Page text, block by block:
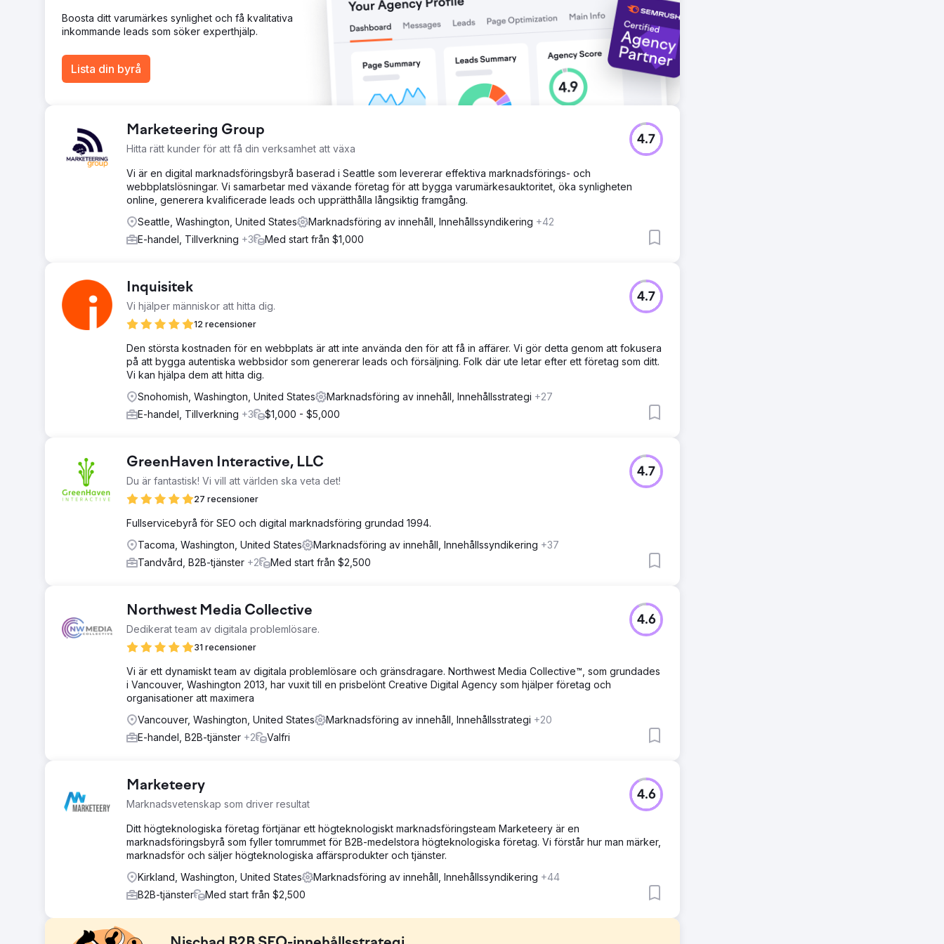
för äldre varumärkessökord. Brand Leadership: Utökad räckvidd och ledarskap inom byggsektorn
Gå till byråsida
Boosta ditt varumärkes synlighet och få kvalitativa
inkommande leads som söker experthjälp.
Lista din byrå
Marketeering Group
Hitta rätt kunder för att få din verksamhet att växa
4.7
Vi är en digital marknadsföringsbyrå baserad i Seattle som levererar effektiva marknadsförings- och
webbplatslösningar. Vi samarbetar med växande företag för att bygga varumärkesauktoritet, öka synligheten
online, generera kvalificerade leads och upprätthålla långsiktig framgång.
Seattle, Washington, United States
Marknadsföring av innehåll, Innehållssyndikering +42
E-handel, Tillverkning +3 Med start från $1,000
Inquisitek
Vi hjälper människor att hitta dig.
12 recensioner
4.7
Den största kostnaden för en webbplats är att inte använda den för att få in affärer. Vi gör detta genom att fokusera
på att bygga autentiska webbsidor som genererar leads och försäljning. Folk där ute letar efter ett företag som ditt.
Vi kan hjälpa dem att hitta dig.
Snohomish, Washington, United States
Marknadsföring av innehåll, Innehållsstrategi +27
E-handel, Tillverkning +3 $1,000 - $5,000
GreenHaven Interactive, LLC
Du är fantastisk! Vi vill att världen ska veta det!
27 recensioner
4.7
Fullservicebyrå för SEO och digital marknadsföring grundad 1994.
Tacoma, Washington, United States
Marknadsföring av innehåll, Innehållssyndikering +37
Tandvård, B2B-tjänster +2 Med start från $2,500
Northwest Media Collective
Dedikerat team av digitala problemlösare.
31 recensioner
4.6
Vi är ett dynamiskt team av digitala problemlösare och gränsdragare. Northwest Media Collective™, som grundades
i Vancouver, Washington 2013, har vuxit till en prisbelönt Creative Digital Agency som hjälper företag och
organisationer att maximera
Vancouver, Washington, United States
Marknadsföring av innehåll, Innehållsstrategi +20
E-handel, B2B-tjänster +2 Valfri
Marketeery
Marknadsvetenskap som driver resultat
4.6
Ditt högteknologiska företag förtjänar ett högteknologiskt marknadsföringsteam Marketeery är en
marknadsföringsbyrå som fyller tomrummet för B2B-medelstora högteknologiska företag. Vi förstår hur man märker,
marknadsför och säljer högteknologiska affärsprodukter och tjänster.
Kirkland, Washington, United States
Marknadsföring av innehåll, Innehållssyndikering +44
B2B-tjänster
Med start från $2,500